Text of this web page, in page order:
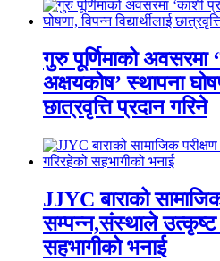
गुरु पूर्णिमाको अवसरमा
अक्षयकोष’ स्थापना
छात्रवृत्ति प्रदान गरिने
JJYC बाराको
सम्पन्न,संस्थाले उत्कृष्ट
सहभागीको भनाई